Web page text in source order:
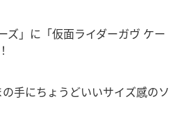
ズ」に「仮面ライダーガヴ ケー
手にちょうどいいサイズ感のソ